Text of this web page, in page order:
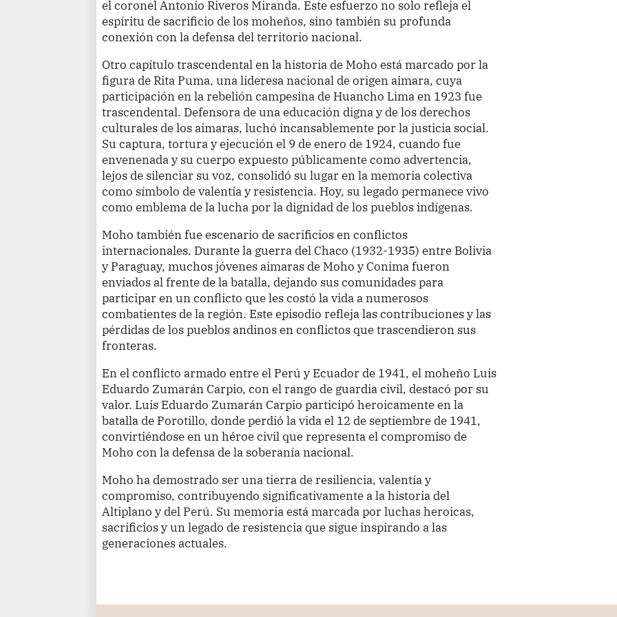
el coronel Antonio Riveros Miranda. Este esfuerzo no solo refleja el
espíritu de sacrificio de los moheños, sino también su profunda
conexión con la defensa del territorio nacional.
Otro capítulo trascendental en la historia de Moho está marcado por la
figura de Rita Puma, una lideresa nacional de origen aimara, cuya
participación en la rebelión campesina de Huancho Lima en 1923 fue
trascendental. Defensora de una educación digna y de los derechos
culturales de los aimaras, luchó incansablemente por la justicia social.
Su captura, tortura y ejecución el 9 de enero de 1924, cuando fue
envenenada y su cuerpo expuesto públicamente como advertencia,
lejos de silenciar su voz, consolidó su lugar en la memoria colectiva
como símbolo de valentía y resistencia. Hoy, su legado permanece vivo
como emblema de la lucha por la dignidad de los pueblos indígenas.
Moho también fue escenario de sacrificios en conflictos
internacionales. Durante la guerra del Chaco (1932-1935) entre Bolivia
y Paraguay, muchos jóvenes aimaras de Moho y Conima fueron
enviados al frente de la batalla, dejando sus comunidades para
participar en un conflicto que les costó la vida a numerosos
combatientes de la región. Este episodio refleja las contribuciones y las
pérdidas de los pueblos andinos en conflictos que trascendieron sus
fronteras.
En el conflicto armado entre el Perú y Ecuador de 1941, el moheño Luis
Eduardo Zumarán Carpio, con el rango de guardia civil, destacó por su
valor. Luis Eduardo Zumarán Carpio participó heroicamente en la
batalla de Porotillo, donde perdió la vida el 12 de septiembre de 1941,
convirtiéndose en un héroe civil que representa el compromiso de
Moho con la defensa de la soberanía nacional.
Moho ha demostrado ser una tierra de resiliencia, valentía y
compromiso, contribuyendo significativamente a la historia del
Altiplano y del Perú. Su memoria está marcada por luchas heroicas,
sacrificios y un legado de resistencia que sigue inspirando a las
generaciones actuales.